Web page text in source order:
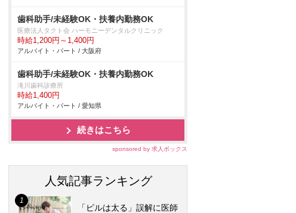
歯科助手/未経験OK・扶養内勤務OK
医療法人タクト会 ハーモニーデンタルクリニック
時給1,200円～1,400円
アルバイト・パート / 大阪府
歯科助手/未経験OK・扶養内勤務OK
滝川歯科診療所
時給1,400円
アルバイト・パート / 愛知県
続きはこちら
sponsored by 求人ボックス
人気記事ランキング
「ピルは太る」誤解に医師